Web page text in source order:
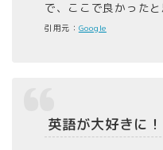
で、ここで良かったと
引用元： Google
英語が大好きに！